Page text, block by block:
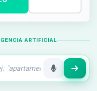
ARTIFICIAL